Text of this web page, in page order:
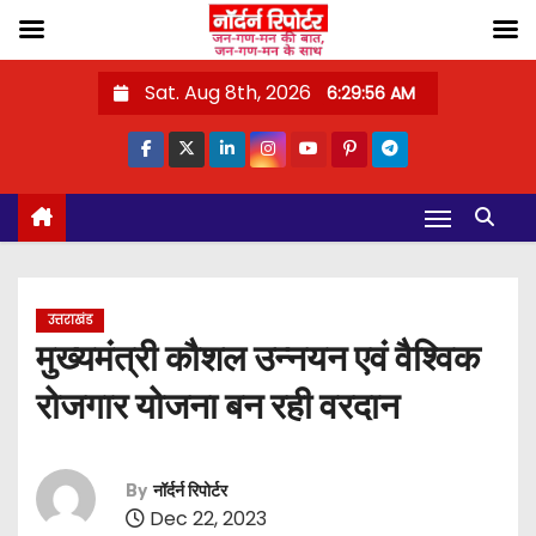
o
Sat. Aug 8th, 2026 6:29:57 AM
उत्तराखंड
मुख्यमंत्री कौशल उन्नयन एवं वैश्विक
रोजगार योजना बन रही वरदान
By नॉर्दर्न रिपोर्टर
Dec 22, 2023